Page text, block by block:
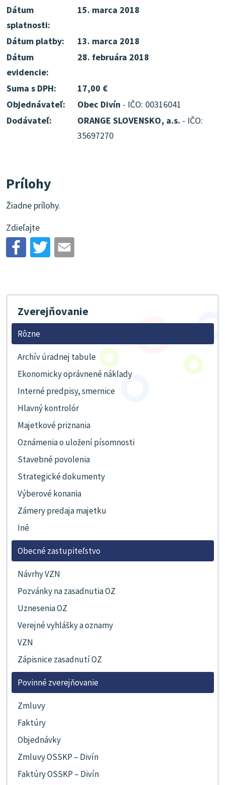
Dátum
splatnosti:
15. marca 2018
Dátum platby:
13. marca 2018
Dátum
evidencie:
28. februára 2018
Suma s DPH:
17,00 €
Objednávateľ:
Obec Divín - IČO: 00316041
Dodávateľ:
ORANGE SLOVENSKO, a.s. - IČO:
35697270
Prílohy
Žiadne prílohy.
Zdieľajte
Zverejňovanie
Rôzne
Archív úradnej tabule
Ekonomicky oprávnené náklady
Interné predpisy, smernice
Hlavný kontrolór
Majetkové priznania
Oznámenia o uložení písomnosti
Stavebné povolenia
Strategické dokumenty
Výberové konania
Zámery predaja majetku
Iné
Obecné zastupiteľstvo
Návrhy VZN
Pozvánky na zasadnutia OZ
Uznesenia OZ
Verejné vyhlášky a oznamy
VZN
Zápisnice zasadnutí OZ
Povinné zverejňovanie
Zmluvy
Faktúry
Objednávky
Zmluvy OSSKP – Divín
Faktúry OSSKP – Divín